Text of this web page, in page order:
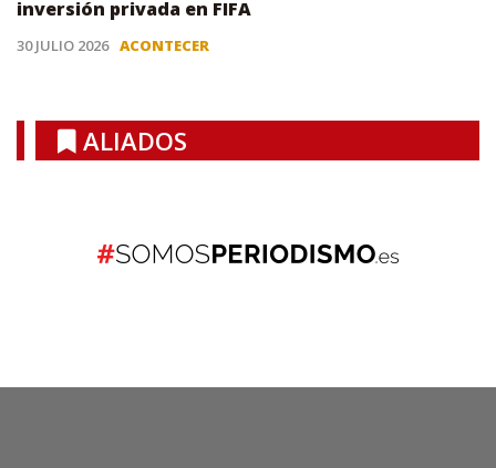
inversión privada en FIFA
30 JULIO 2026 ACONTECER
ALIADOS